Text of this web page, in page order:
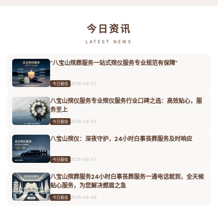
今日资讯
LATEST NEWS
“八宝山殡葬服务一站式殡仪服务专业规范有保障”
今日最佳 2026-08-07
八宝山殡仪服务专业殡仪服务行业口碑之选：高效贴心，服
务至上
今日最佳 2026-08-07
八宝山殡仪：深夜守护，24小时白事丧葬服务及时响应
今日最佳 2026-08-07
八宝山殡葬服务24小时白事丧葬服务一通电话就到，全天候
贴心服务，为您解决燃眉之急
今日最佳 2026-08-06